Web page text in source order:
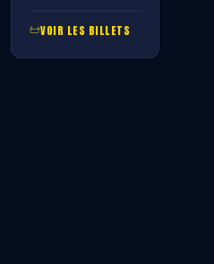
VOIR LES BILLETS